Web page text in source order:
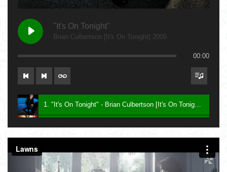
"It's On Tonight"
Brian Culbertson [It's On Tonight] 2005
00:00
1. "It's On Tonight" - Brian Culbertson [It's On Tonight] 2005